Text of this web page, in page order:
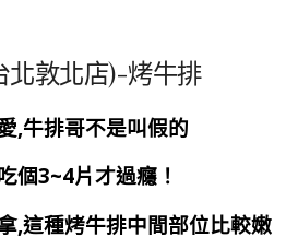
北敦北店)-烤牛排
,牛排哥不是叫假的
個3~4片才過癮！
,這種烤牛排中間部位比較嫩